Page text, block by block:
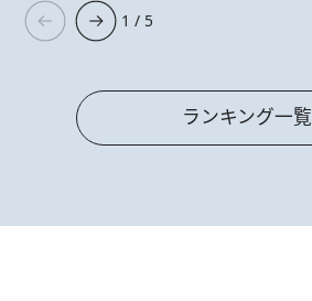
1 / 5
ランキング一覧